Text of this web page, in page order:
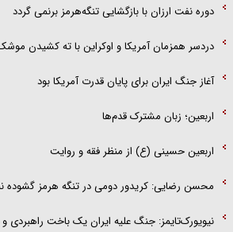
دوره نفت ارزان با بازگشایی تنگه‌هرمز برنمی گردد
دردسر همزمان آمریکا و اوکراین با ته کشیدن
آغاز جنگ ایران برای پایان قدرت آمریکا بود
اربعین؛ زبان مشترک قدم‌ها
اربعین حسینی (ع) از منظر فقه و روایت
محسن رضایی: کریدور دومی در تنگه هرمز گشوده
نیویورک‌تایمز: جنگ علیه ایران یک باخت راهبردی